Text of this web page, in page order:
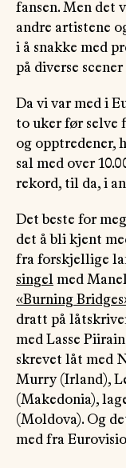
fansen. Men det
andre artistene
i å snakke med
på diverse
Da vi var med i
to uker før selve
og opptredener,
sal med over
rekord, til da, i
Det beste for
det å bli kjent
fra forskjellige
singel med
«Burning
dratt på
med Lasse
skrevet låt med
Murry (Irland),
(Makedonia),
(Moldova). Og
med fra